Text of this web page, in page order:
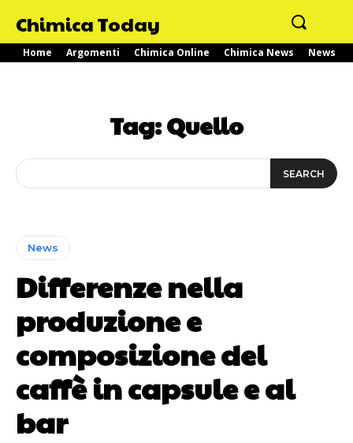
Chimica Today
Home Argomenti Chimica Online Chimica News News
Tag:Quello
SEARCH
News
Differenze nella
produzione e
composizione del
caffè in capsule e al
bar